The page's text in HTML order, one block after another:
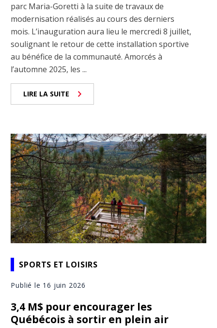
parc Maria-Goretti à la suite de travaux de
modernisation réalisés au cours des derniers
mois. L’inauguration aura lieu le mercredi 8 juillet,
soulignant le retour de cette installation sportive
au bénéfice de la communauté. Amorcés à
l’automne 2025, les ...
LIRE LA SUITE
SPORTS ET LOISIRS
Publié le 16 juin 2026
3,4 M$ pour encourager les
Québécois à sortir en plein air